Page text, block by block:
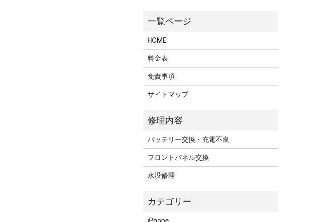
HOME
料金表
免責事項
サイトマップ
バッテリー交換・充電不良
フロントパネル交換
水没修理